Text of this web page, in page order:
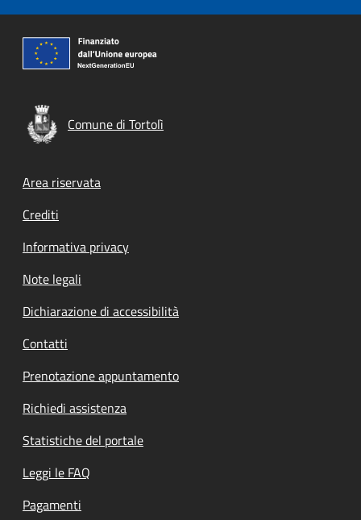
Comune di Tortolì
Footer menu
Area riservata
Crediti
Informativa privacy
Note legali
Dichiarazione di accessibilità
Contatti
Prenotazione appuntamento
Richiedi assistenza
Statistiche del portale
Leggi le FAQ
Pagamenti